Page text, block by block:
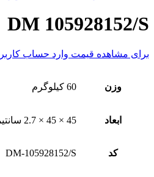
DM 105928152/S
برای مشاهده قیمت وارد حساب
وزن 60 کیلوگرم
ابعاد 45 × 45 × 2.7 سانتیمتر
کد DM-105928152/S